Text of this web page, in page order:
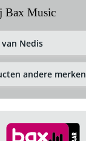
Bax Music
Nedis
andere merken